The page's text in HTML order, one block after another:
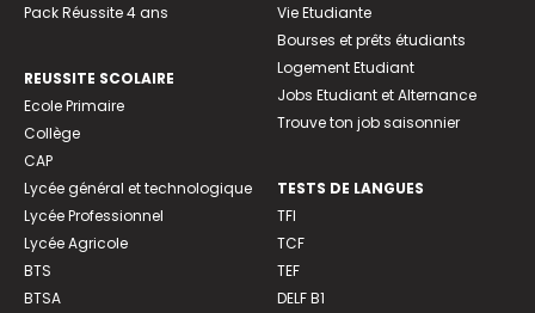
Pack Réussite 4 ans
REUSSITE SCOLAIRE
Ecole Primaire
Collège
CAP
Lycée général et technologique
Lycée Professionnel
Lycée Agricole
BTS
BTSA
Vie Etudiante
Bourses et prêts étudiants
Logement Etudiant
Jobs Etudiant et Alternance
Trouve ton job saisonnier
TESTS DE LANGUES
TFI
TCF
TEF
DELF B1